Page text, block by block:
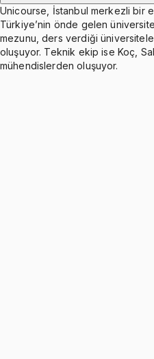
Unicourse, İstanbul merkezli bir
Türkiye’nin önde gelen
mezunu, ders verdiği
oluşuyor. Teknik ekip ise Koç,
mühendislerden oluşuyor.